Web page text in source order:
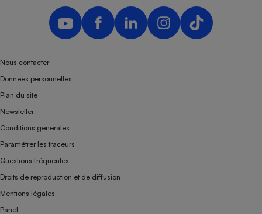
Nous contacter
Données personnelles
Plan du site
Newsletter
Conditions générales
Paramétrer les traceurs
Questions fréquentes
Droits de reproduction et de diffusion
Mentions légales
Panel